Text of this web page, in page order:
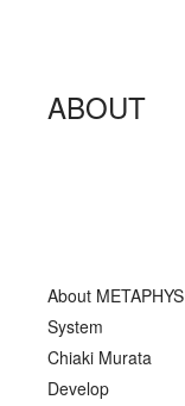
ABOUT
About METAPHYS
System
Chiaki Murata
Develop